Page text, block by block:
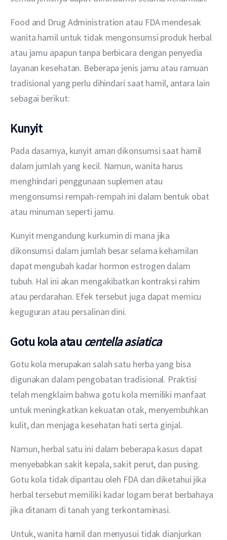
Food and Drug Administration atau FDA mendesak
wanita hamil untuk tidak mengonsumsi produk herbal
atau jamu apapun tanpa berbicara dengan penyedia
layanan kesehatan. Beberapa jenis jamu atau ramuan
tradisional yang perlu dihindari saat hamil, antara lain
sebagai berikut:
Kunyit
Pada dasarnya, kunyit aman dikonsumsi saat hamil
dalam jumlah yang kecil. Namun, wanita harus
menghindari penggunaan suplemen atau
mengonsumsi rempah-rempah ini dalam bentuk obat
atau minuman seperti jamu.
Kunyit mengandung kurkumin di mana jika
dikonsumsi dalam jumlah besar selama kehamilan
dapat mengubah kadar hormon estrogen dalam
tubuh. Hal ini akan mengakibatkan kontraksi rahim
atau perdarahan. Efek tersebut juga dapat memicu
keguguran atau persalinan dini.
Gotu kola atau centella asiatica
Gotu kola merupakan salah satu herba yang bisa
digunakan dalam pengobatan tradisional. Praktisi
telah mengklaim bahwa gotu kola memiliki manfaat
untuk meningkatkan kekuatan otak, menyembuhkan
kulit, dan menjaga kesehatan hati serta ginjal.
Namun, herbal satu ini dalam beberapa kasus dapat
menyebabkan sakit kepala, sakit perut, dan pusing.
Gotu kola tidak dipantau oleh FDA dan diketahui jika
herbal tersebut memiliki kadar logam berat berbahaya
jika ditanam di tanah yang terkontaminasi.
Untuk, wanita hamil dan menyusui tidak dianjurkan